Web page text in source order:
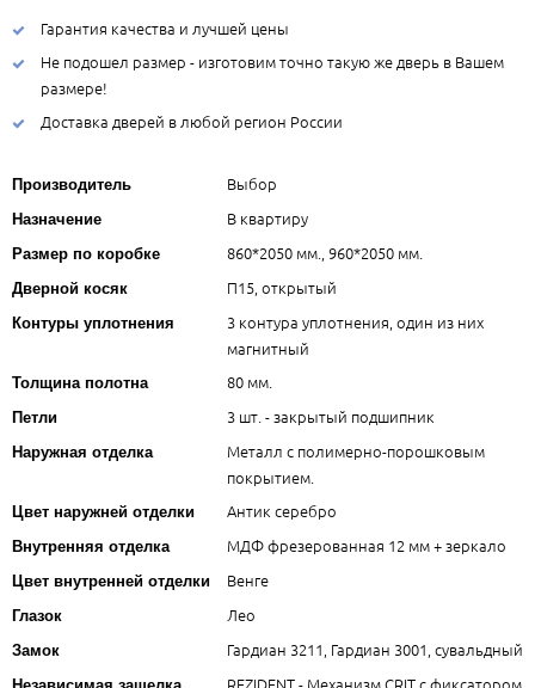
Гарантия качества и лучшей цены
Не подошел размер - изготовим точно такую же дверь в Вашем
размере!
Доставка дверей в любой регион России
Производитель Выбор
Назначение В квартиру
Размер по коробке 860*2050 мм., 960*2050 мм.
Дверной косяк П15, открытый
Контуры уплотнения
3 контура уплотнения, один из них
магнитный
Толщина полотна 80 мм.
Петли 3 шт. - закрытый подшипник
Наружная отделка
Металл с полимерно-порошковым
покрытием.
Цвет наружней отделки Антик серебро
Внутренняя отделка МДФ фрезерованная 12 мм + зеркало
Цвет внутренней отделки Венге
Глазок Лео
Замок Гардиан 3211, Гардиан 3001, сувальдный